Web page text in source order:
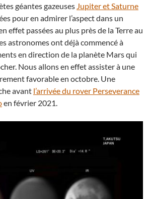
géantes gazeuses Jupiter et Saturne
pour en admirer l’aspect dans un
effet passées au plus près de la Terre au
astronomes ont déjà commencé à
en direction de la planète Mars qui
Nous allons en effet assister à une
favorable en octobre. Une
avant l’arrivée du rover Perseverance
en février 2021.